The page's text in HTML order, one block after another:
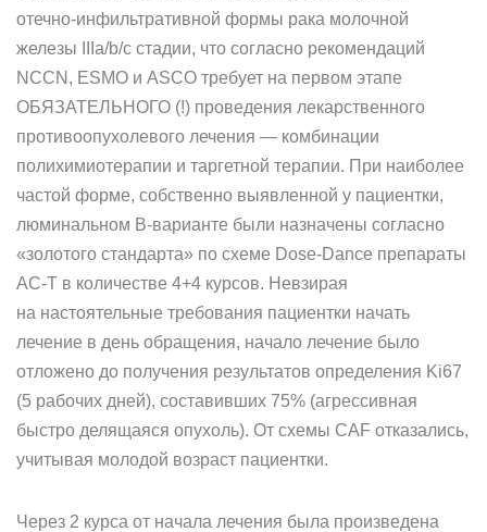
отечно-инфильтративной формы рака молочной
железы IIIа/b/c стадии, что согласно рекомендаций
NCCN, ESMO и ASCO требует на первом этапе
ОБЯЗАТЕЛЬНОГО (!) проведения лекарственного
противоопухолевого лечения — комбинации
полихимиотерапии и таргетной терапии. При наиболее
частой форме, собственно выявленной у пациентки,
люминальном B-варианте были назначены согласно
«золотого стандарта» по схеме Dose-Dance препараты
AC-T в количестве 4+4 курсов. Невзирая
на настоятельные требования пациентки начать
лечение в день обращения, начало лечение было
отложено до получения результатов определения Ki67
(5 рабочих дней), составивших 75% (агрессивная
быстро делящаяся опухоль). От схемы СAF отказались,
учитывая молодой возраст пациентки.
Через 2 курса от начала лечения была произведена